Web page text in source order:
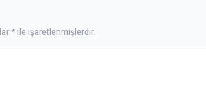
* ile işaretlenmişlerdir.